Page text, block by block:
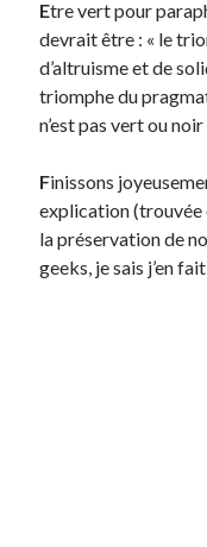
Etre vert pour
devrait être : « le
d’altruisme et de
triomphe du
n’est pas vert ou noir
Finissons
explication (trouvée
la préservation de
geeks, je sais j’en